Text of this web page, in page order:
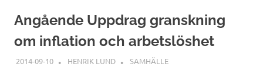
Angående Uppdrag granskning
om inflation och arbetslöshet
2014-09-10 HENRIK LUND SAMHÄLLE